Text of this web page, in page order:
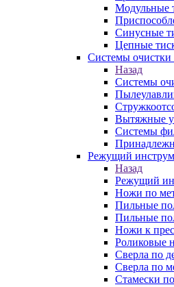
Модульные
Синусные
Цепные
Системы очистки
Назад
Системы
Вытяжные
Системы
Режущий
Назад
Режущий
Ножи по
Пильные
Пильные
Ножи к
Роликовые
Сверла по
Сверла по
Стамески